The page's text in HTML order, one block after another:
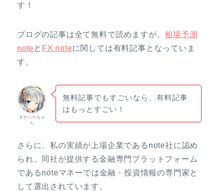
す！
ブログの記事は全て無料で読めますが、相場予測
note と FX noteに関しては有料記事となっていま
す。
ダナハーちゃ
ん
無料記事でもすごいなら、有料記事
はもっとすごい！
さらに、私の実績が上場企業であるnote社に認め
られ、同社が提供する金融専門プラットフォーム
であるnoteマネーでは金融・投資情報の専門家と
して選出されています。